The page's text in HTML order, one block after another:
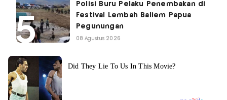
Polisi Buru Pelaku Penembakan di
Festival Lembah Baliem Papua
Pegunungan
08 Agustus 2026